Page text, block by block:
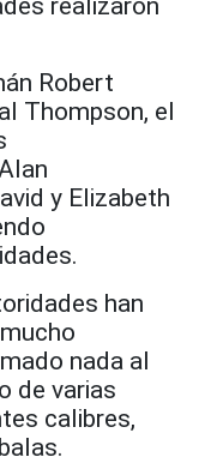
realizaron
Robert
Thompson, el
y Elizabeth
han
nada al
de varias
calibres,